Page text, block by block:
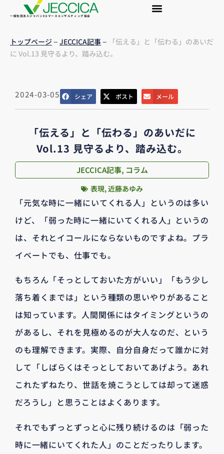
一般社団法人ジャパンEコマースコンサルティング協会
トップページ– JECCICA記事– 「伝える」と「伝わる」のあいだ
に Vol.13 見守るより、踏み込む。
2024-03-05 シェア ポスト メール
「伝える」と「伝わる」のあいだに
Vol.13 見守るより、踏み込む。
JECCICA記事, コラム
表現,近藤あゆみ
「元気な時に一緒にいてくれる人」というのは多い
けど、「弱った時に一緒にいてくれる人」というの
は、それとイコールにならないものですよね。プラ
イベートでも、仕事でも。
もちろん「そっとしておいた方がいい」「もう少し
落ち着くまでは」という種類の思いやりがあること
は知っています。人間関係にはタイミングというの
があるし、それを見極めるのが大人なのだ、という
のも理解できます。実際、自分自身だって誰かに対
して「しばらくはそっとしておいてあげよう。あれ
これたずねたり、世話を焼こうとしては却って迷惑
だろうし」と思うことはよくあります。
それでもずっとずっと心に残り続けるのは「弱った
時に一緒にいてくれた人」のことだったりします。